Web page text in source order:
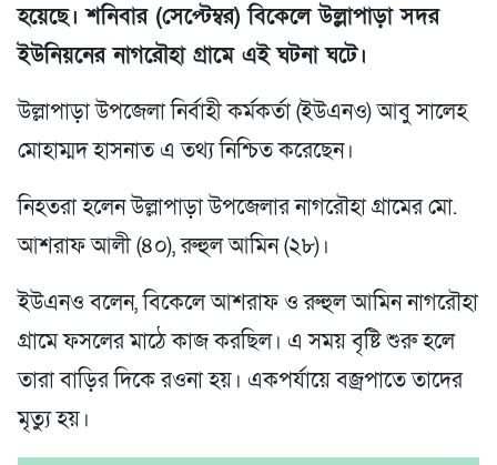
হয়েছে। শনিবার (সেপ্টেম্বর) বিকেলে উল্লাপাড়া সদর
ইউনিয়নের নাগরৌহা গ্রামে এই ঘটনা ঘটে।
উল্লাপাড়া উপজেলা নির্বাহী কর্মকর্তা (ইউএনও) আবু সালেহ
মোহাম্মদ হাসনাত এ তথ্য নিশ্চিত করেছেন।
নিহতরা হলেন উল্লাপাড়া উপজেলার নাগরৌহা গ্রামের মো.
আশরাফ আলী (৪০), রুহুল আমিন (২৮)।
ইউএনও বলেন, বিকেলে আশরাফ ও রুহুল আমিন নাগরৌহা
গ্রামে ফসলের মাঠে কাজ করছিল। এ সময় বৃষ্টি শুরু হলে
তারা বাড়ির দিকে রওনা হয়। একপর্যায়ে বজ্রপাতে তাদের
মৃত্যু হয়।